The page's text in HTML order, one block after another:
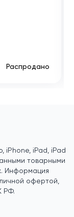
Распродано
iPhone, iPad, iPad
товарными
Информация
офертой,
РФ.